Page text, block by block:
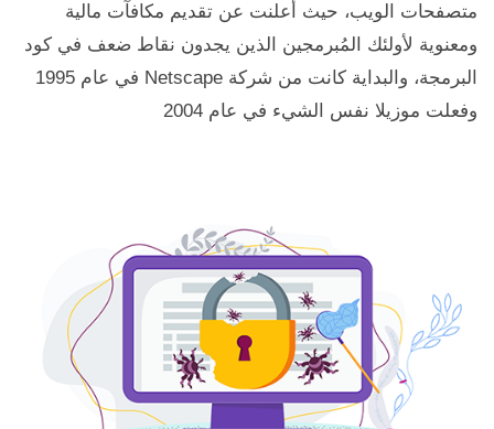
متصفحات الويب، حيث أعلنت عن تقديم مكافآت مالية
ومعنوية لأولئك المُبرمجين الذين يجدون نقاط ضعف في كود
البرمجة، والبداية كانت من شركة Netscape في عام 1995
وفعلت موزيلا نفس الشيء في عام 2004